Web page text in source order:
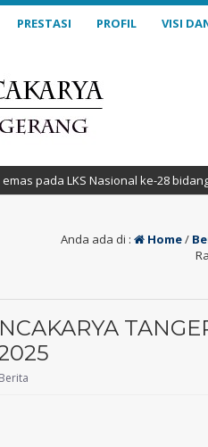
PRESTASI PROFIL VISI
LKS Nasional ke-28 bidang
Anda ada di : Home/
Berita